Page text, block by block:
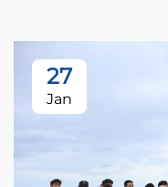
27
Jan